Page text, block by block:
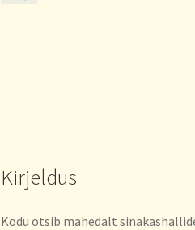
Kirjeldus
Kodu otsib mahedalt